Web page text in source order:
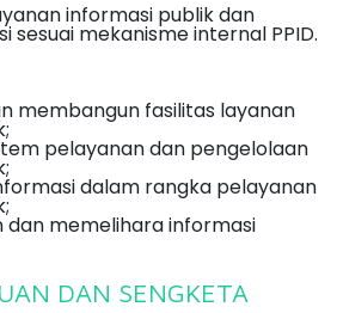
informasi publik dan
sesuai mekanisme internal PPID.
membangun fasilitas layanan
pelayanan dan pengelolaan
dalam rangka pelayanan
dan memelihara informasi
DAN SENGKETA